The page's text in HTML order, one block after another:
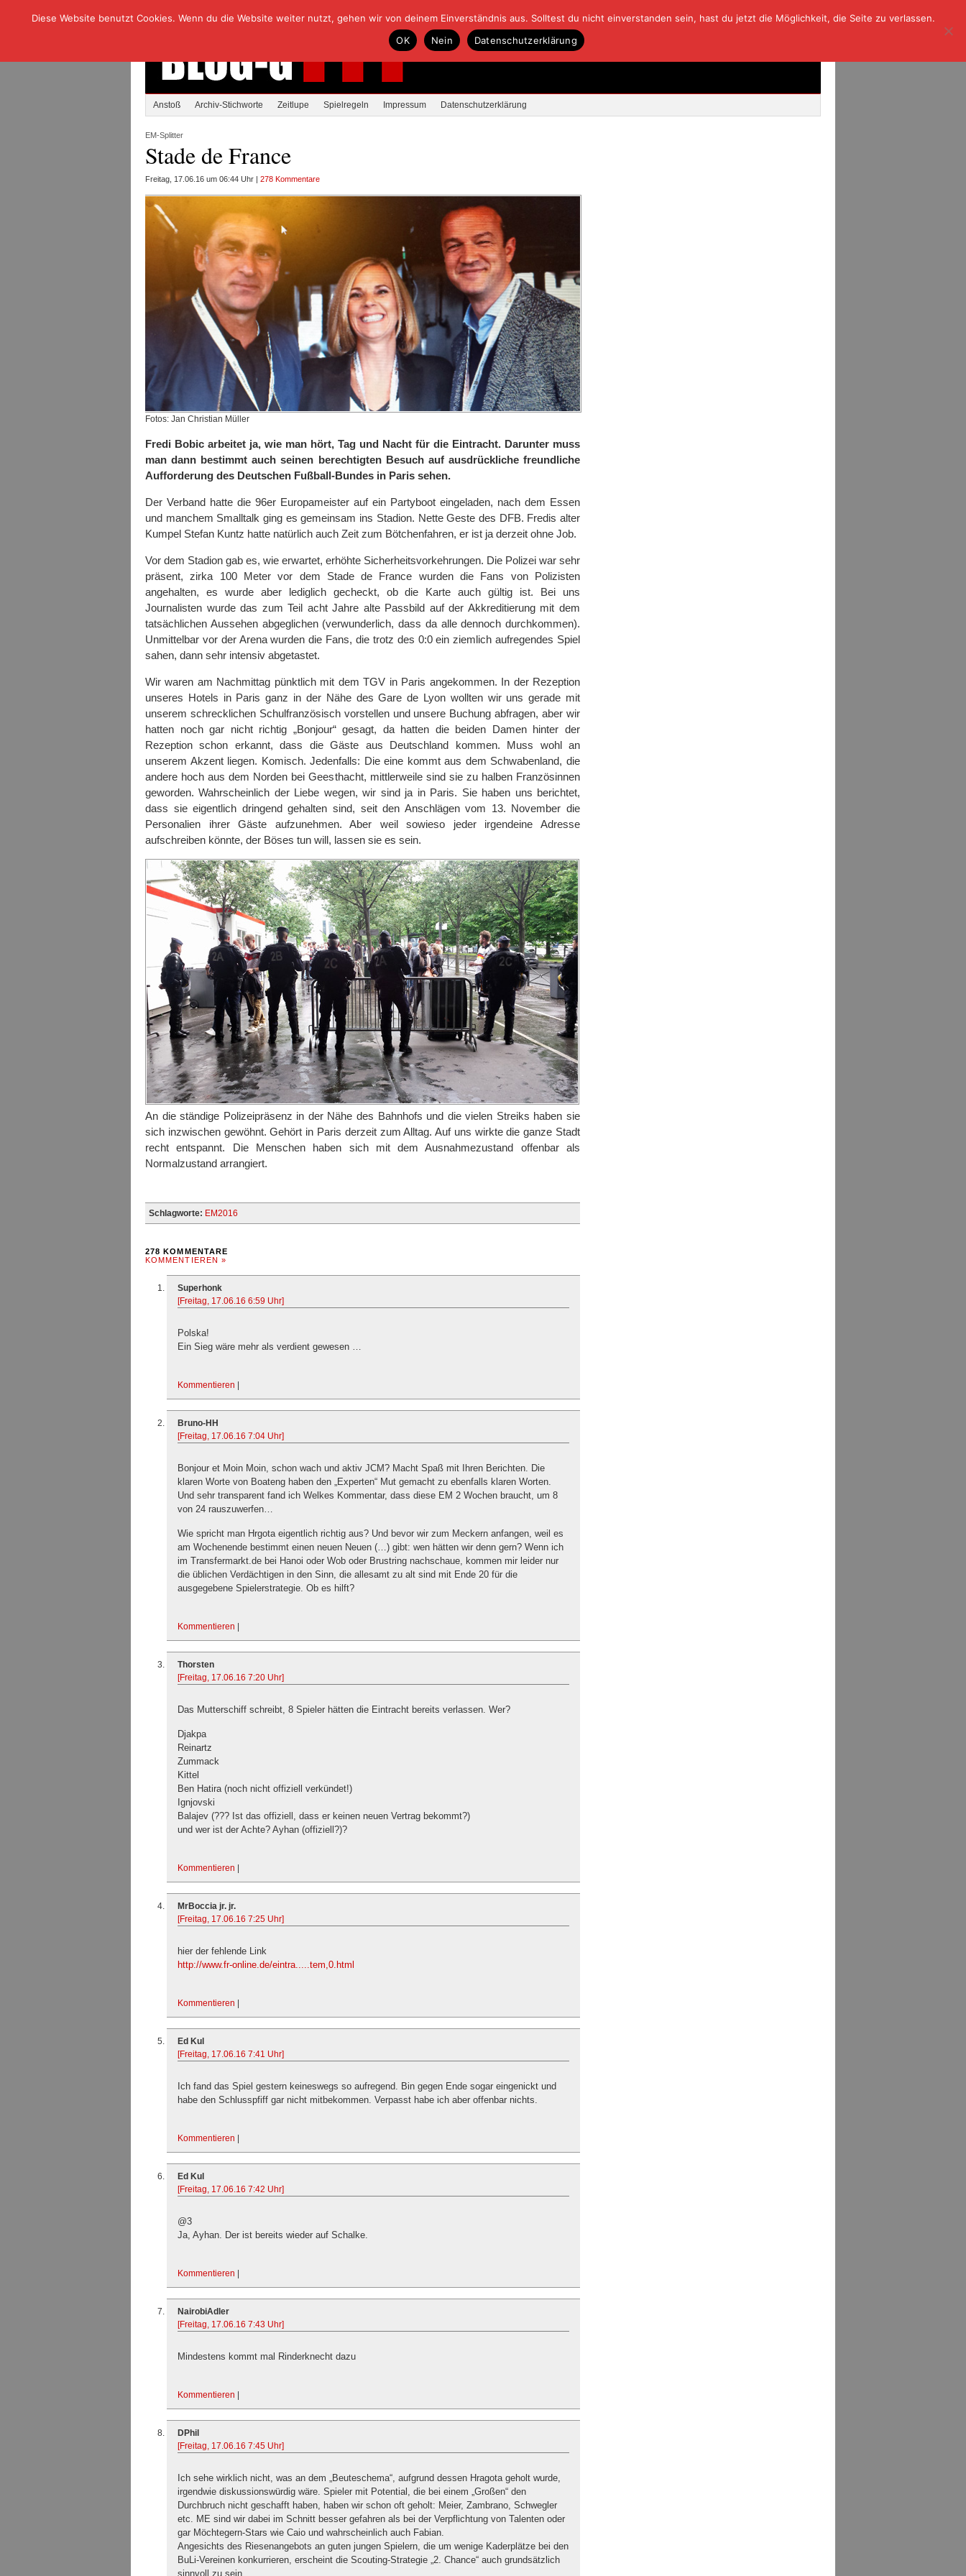
Anstoß Archiv-Stichworte Zeitlupe Spielregeln Impressum Datenschutzerklärung
EM-Splitter
Stade de France
Freitag, 17.06.16 um 06:44 Uhr | 278 Kommentare
Fotos: Jan Christian Müller
Fredi Bobic arbeitet ja, wie man hört, Tag und Nacht für die Eintracht. Darunter muss
man dann bestimmt auch seinen berechtigten Besuch auf ausdrückliche freundliche
Aufforderung des Deutschen Fußball-Bundes in Paris sehen.
Der Verband hatte die 96er Europameister auf ein Partyboot eingeladen, nach dem Essen
und manchem Smalltalk ging es gemeinsam ins Stadion. Nette Geste des DFB. Fredis alter
Kumpel Stefan Kuntz hatte natürlich auch Zeit zum Bötchenfahren, er ist ja derzeit ohne Job.
Vor dem Stadion gab es, wie erwartet, erhöhte Sicherheitsvorkehrungen. Die Polizei war sehr
präsent, zirka 100 Meter vor dem Stade de France wurden die Fans von Polizisten
angehalten, es wurde aber lediglich gecheckt, ob die Karte auch gültig ist. Bei uns
Journalisten wurde das zum Teil acht Jahre alte Passbild auf der Akkreditierung mit dem
tatsächlichen Aussehen abgeglichen (verwunderlich, dass da alle dennoch durchkommen).
Unmittelbar vor der Arena wurden die Fans, die trotz des 0:0 ein ziemlich aufregendes Spiel
sahen, dann sehr intensiv abgetastet.
Wir waren am Nachmittag pünktlich mit dem TGV in Paris angekommen. In der Rezeption
unseres Hotels in Paris ganz in der Nähe des Gare de Lyon wollten wir uns gerade mit
unserem schrecklichen Schulfranzösisch vorstellen und unsere Buchung abfragen, aber wir
hatten noch gar nicht richtig „Bonjour“ gesagt, da hatten die beiden Damen hinter der
Rezeption schon erkannt, dass die Gäste aus Deutschland kommen. Muss wohl an
unserem Akzent liegen. Komisch. Jedenfalls: Die eine kommt aus dem Schwabenland, die
andere hoch aus dem Norden bei Geesthacht, mittlerweile sind sie zu halben Französinnen
geworden. Wahrscheinlich der Liebe wegen, wir sind ja in Paris. Sie haben uns berichtet,
dass sie eigentlich dringend gehalten sind, seit den Anschlägen vom 13. November die
Personalien ihrer Gäste aufzunehmen. Aber weil sowieso jeder irgendeine Adresse
aufschreiben könnte, der Böses tun will, lassen sie es sein.
An die ständige Polizeipräsenz in der Nähe des Bahnhofs und die vielen Streiks haben sie
sich inzwischen gewöhnt. Gehört in Paris derzeit zum Alltag. Auf uns wirkte die ganze Stadt
recht entspannt. Die Menschen haben sich mit dem Ausnahmezustand offenbar als
Normalzustand arrangiert.
Schlagworte: EM2016
278 KOMMENTARE
KOMMENTIEREN »
Superhonk
[Freitag, 17.06.16 6:59 Uhr]
Polska!
Ein Sieg wäre mehr als verdient gewesen …
Kommentieren |
Bruno-HH
[Freitag, 17.06.16 7:04 Uhr]
Bonjour et Moin Moin, schon wach und aktiv JCM? Macht Spaß mit Ihren Berichten. Die
klaren Worte von Boateng haben den „Experten“ Mut gemacht zu ebenfalls klaren Worten.
Und sehr transparent fand ich Welkes Kommentar, dass diese EM 2 Wochen braucht, um 8
von 24 rauszuwerfen…
Wie spricht man Hrgota eigentlich richtig aus? Und bevor wir zum Meckern anfangen, weil es
am Wochenende bestimmt einen neuen Neuen (…) gibt: wen hätten wir denn gern? Wenn ich
im Transfermarkt.de bei Hanoi oder Wob oder Brustring nachschaue, kommen mir leider nur
die üblichen Verdächtigen in den Sinn, die allesamt zu alt sind mit Ende 20 für die
ausgegebene Spielerstrategie. Ob es hilft?
Kommentieren |
Thorsten
[Freitag, 17.06.16 7:20 Uhr]
Das Mutterschiff schreibt, 8 Spieler hätten die Eintracht bereits verlassen. Wer?
Djakpa
Reinartz
Zummack
Kittel
Ben Hatira (noch nicht offiziell verkündet!)
Ignjovski
Balajev (??? Ist das offiziell, dass er keinen neuen Vertrag bekommt?)
und wer ist der Achte? Ayhan (offiziell?)?
Kommentieren |
MrBoccia jr. jr.
[Freitag, 17.06.16 7:25 Uhr]
hier der fehlende Link
http://www.fr-online.de/eintra.....tem,0.html
Kommentieren |
Ed Kul
[Freitag, 17.06.16 7:41 Uhr]
Ich fand das Spiel gestern keineswegs so aufregend. Bin gegen Ende sogar eingenickt und
habe den Schlusspfiff gar nicht mitbekommen. Verpasst habe ich aber offenbar nichts.
Kommentieren |
Ed Kul
[Freitag, 17.06.16 7:42 Uhr]
@3
Ja, Ayhan. Der ist bereits wieder auf Schalke.
Kommentieren |
NairobiAdler
[Freitag, 17.06.16 7:43 Uhr]
Mindestens kommt mal Rinderknecht dazu
Kommentieren |
DPhil
[Freitag, 17.06.16 7:45 Uhr]
Ich sehe wirklich nicht, was an dem „Beuteschema“, aufgrund dessen Hragota geholt wurde,
irgendwie diskussionswürdig wäre. Spieler mit Potential, die bei einem „Großen“ den
Durchbruch nicht geschafft haben, haben wir schon oft geholt: Meier, Zambrano, Schwegler
etc. ME sind wir dabei im Schnitt besser gefahren als bei der Verpflichtung von Talenten oder
gar Möchtegern-Stars wie Caio und wahrscheinlich auch Fabian.
Angesichts des Riesenangebots an guten jungen Spielern, die um wenige Kaderplätze bei den
BuLi-Vereinen konkurrieren, erscheint die Scouting-Strategie „2. Chance“ auch grundsätzlich
sinnvoll zu sein.
Diese Website benutzt Cookies. Wenn du die Website weiter nutzt, gehen wir von deinem Einverständnis aus. Solltest du nicht einverstanden sein, hast du jetzt die Möglichkeit, die Seite zu verlassen.
OK
Nein Datenschutzerklärung